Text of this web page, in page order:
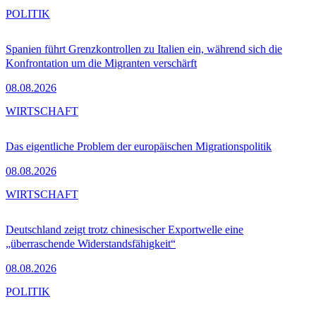
Spanien führt Grenzkontrollen zu Italien ein, während sich die
Konfrontation um die Migranten verschärft
08.08.2026
POLITIK
Das eigentliche Problem der europäischen Migrationspolitik
08.08.2026
WIRTSCHAFT
Deutschland zeigt trotz chinesischer Exportwelle eine
„überraschende Widerstandsfähigkeit“
08.08.2026
WIRTSCHAFT
POLITIK